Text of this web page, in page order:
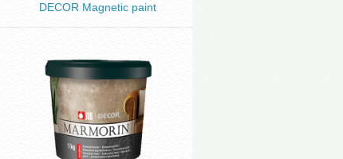
DECOR Magnetic paint